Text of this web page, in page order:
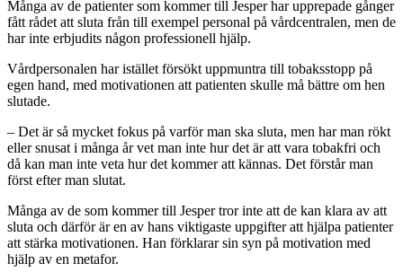
Många av de patienter som kommer till Jesper har upprepade gånger
fått rådet att sluta från till exempel personal på vårdcentralen, men de
har inte erbjudits någon professionell hjälp.
Vårdpersonalen har istället försökt uppmuntra till tobaksstopp på
egen hand, med motivationen att patienten skulle må bättre om hen
slutade.
– Det är så mycket fokus på varför man ska sluta, men har man rökt
eller snusat i många år vet man inte hur det är att vara tobakfri och
då kan man inte veta hur det kommer att kännas. Det förstår man
först efter man slutat.
Många av de som kommer till Jesper tror inte att de kan klara av att
sluta och därför är en av hans viktigaste uppgifter att hjälpa patienter
att stärka motivationen. Han förklarar sin syn på motivation med
hjälp av en metafor.